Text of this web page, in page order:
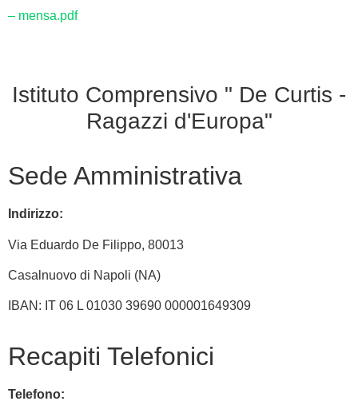
– mensa.pdf
Istituto Comprensivo " De Curtis -
Ragazzi d'Europa"
Sede Amministrativa
Indirizzo:
Via Eduardo De Filippo, 80013
Casalnuovo di Napoli (NA)
IBAN: IT 06 L 01030 39690 000001649309
Recapiti Telefonici
Telefono: